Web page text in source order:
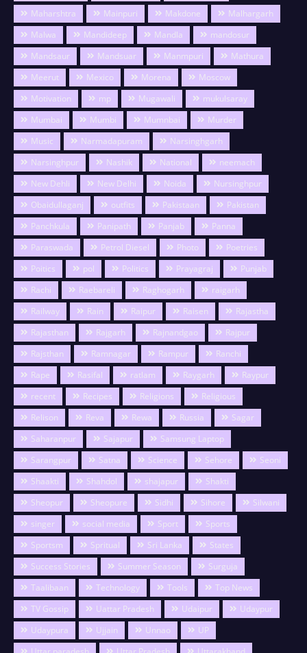
Maharshtra
Mainpuri Makdone
Malhargarh
Malwa
Mandideep Mandla
mandosur
Mandsaur
Mandsuar Manmpuri
Mathura
Meerut
Mexico Morena
Moscow
Motivation
mp Mugawali
mukulsaray
Mumbai
Mumbi Mumnbai
Murder
Music
Narmadapuram
Narsinghgarh
Narsinghpur
Nashik National
neemach
New Dehli
New Delhi Noida
Nursinghpur
Obaidullaganj
outfits Pakistaan
Pakistan
Panchkula
Panipath Panjab
Panna
Paraswada
Petrol Diesel Photo
Poetries
Poitics
pol Politics Prayagraj
Punjab
Rachi
Raebareli Raghogarh
raigarh
Railway
Rain Raipur Raisen
Rajastha
Rajasthan
Rajgarh Rajnandgao
Rajpur
Rajsthan
Ramnagar Rampur
Ranchi
Rape
Rasifal ratlam Raygarh
Raypur
recent
Recipes Religions
Religious
Relison
Reva Rewa Russia
Sagar
Saharanpur
Sajapur
Samsung Laptop
Sarangpur
Satna Science Sehore
Seoni
Shaakti
Shahdol shajapur
Shakti
Sheopur
Sheopure Sidhi Sihore
Silwani
singer
social media Sport
Sports
Sportsm
Spritual Sri Lanka
States
Success Stories
Summer Season
Surguja
Taalibaan
Technology Tools
Top News
TV Gossip
Uattar Pradesh Udaipur
Udaypur
Udaypura
Ujjain Unnao
UP